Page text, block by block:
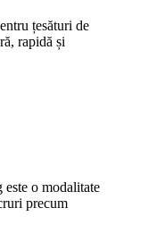
țesături de
rapidă și
o modalitate
precum